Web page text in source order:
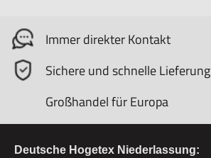
Immer direkter Kontakt
Sichere und schnelle Lieferung
Großhandel für Europa
Deutsche Hogetex Niederlassung: